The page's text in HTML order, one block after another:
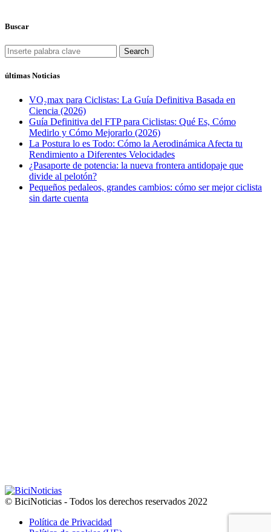
Buscar
Search
últimas Noticias
VO₂max para Ciclistas: La Guía Definitiva Basada en
Ciencia (2026)
Guía Definitiva del FTP para Ciclistas: Qué Es, Cómo
Medirlo y Cómo Mejorarlo (2026)
La Postura lo es Todo: Cómo la Aerodinámica Afecta tu
Rendimiento a Diferentes Velocidades
¿Pasaporte de potencia: la nueva frontera antidopaje que
divide al pelotón?
Pequeños pedaleos, grandes cambios: cómo ser mejor ciclista
sin darte cuenta
© BiciNoticias - Todos los derechos reservados 2022
Política de Privacidad